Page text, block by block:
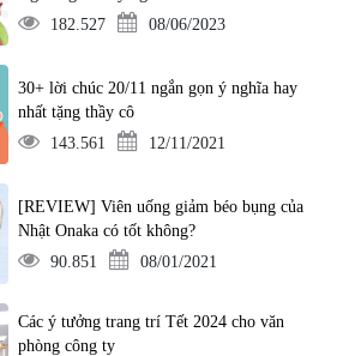
182.527
08/06/2023
30+ lời chúc 20/11 ngắn gọn ý nghĩa hay
nhất tặng thầy cô
143.561
12/11/2021
[REVIEW] Viên uống giảm béo bụng của
Nhật Onaka có tốt không?
90.851
08/01/2021
Các ý tưởng trang trí Tết 2024 cho văn
phòng công ty